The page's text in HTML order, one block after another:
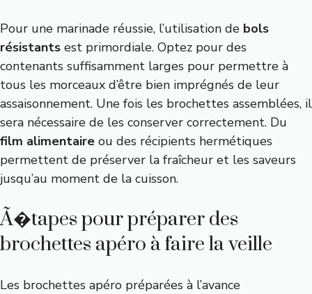
Pour une marinade réussie, l’utilisation de bols
résistants est primordiale. Optez pour des
contenants suffisamment larges pour permettre à
tous les morceaux d’être bien imprégnés de leur
assaisonnement. Une fois les brochettes assemblées, il
sera nécessaire de les conserver correctement. Du
film alimentaire ou des récipients hermétiques
permettent de préserver la fraîcheur et les saveurs
jusqu’au moment de la cuisson.
Ã�tapes pour préparer des
brochettes apéro à faire la veille
Les brochettes apéro préparées à l’avance